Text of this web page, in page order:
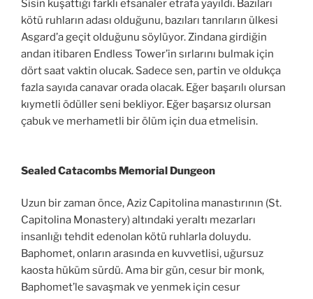
Sisin kuşattığı farklı efsanaler etrafa yayıldı. Bazıları
kötü ruhların adası olduğunu, bazıları tanrıların ülkesi
Asgard’a geçit olduğunu söylüyor. Zindana girdiğin
andan itibaren Endless Tower’in sırlarını bulmak için
dört saat vaktin olucak. Sadece sen, partin ve oldukça
fazla sayıda canavar orada olacak. Eğer başarılı olursan
kıymetli ödüller seni bekliyor. Eğer başarsız olursan
çabuk ve merhametli bir ölüm için dua etmelisin.
Sealed Catacombs Memorial Dungeon
Uzun bir zaman önce, Aziz Capitolina manastırının (St.
Capitolina Monastery) altındaki yeraltı mezarları
insanlığı tehdit edenolan kötü ruhlarla doluydu.
Baphomet, onların arasında en kuvvetlisi, uğursuz
kaosta hüküm sürdü. Ama bir gün, cesur bir monk,
Baphomet’le savaşmak ve yenmek için cesur